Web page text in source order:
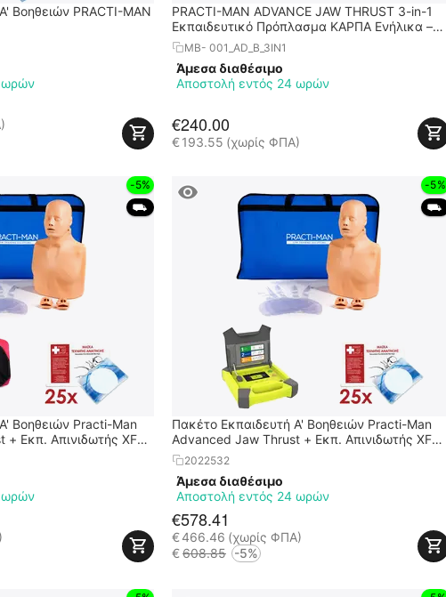
Βοηθειών PRACTI-MAN
ωρών
PRACTI-MAN ADVANCE JAW THRUST 3-in-1
Εκπαιδευτικό Πρόπλασμα ΚΑΡΠΑ Ενήλικα –
Γυναίκας – Παιδιού 3 σε 1
MB- 001_AD_B_3IN1
Άμεσα διαθέσιμο
Αποστολή εντός 24 ωρών
€240.00
€193.55 (χωρίς ΦΠΑ)
-5%
⛟
Βοηθειών Practi-Man
Εκπ. Απινιδωτής XFT-
ωρών
-5%
⛟
Πακέτο Εκπαιδευτή Α' Βοηθειών Practi-Man
Advanced Jaw Thrust + Εκπ. Απινιδωτής XFT-
120G
2022532
Άμεσα διαθέσιμο
Αποστολή εντός 24 ωρών
€578.41
€466.46 (χωρίς ΦΠΑ)
€608.85 -5%